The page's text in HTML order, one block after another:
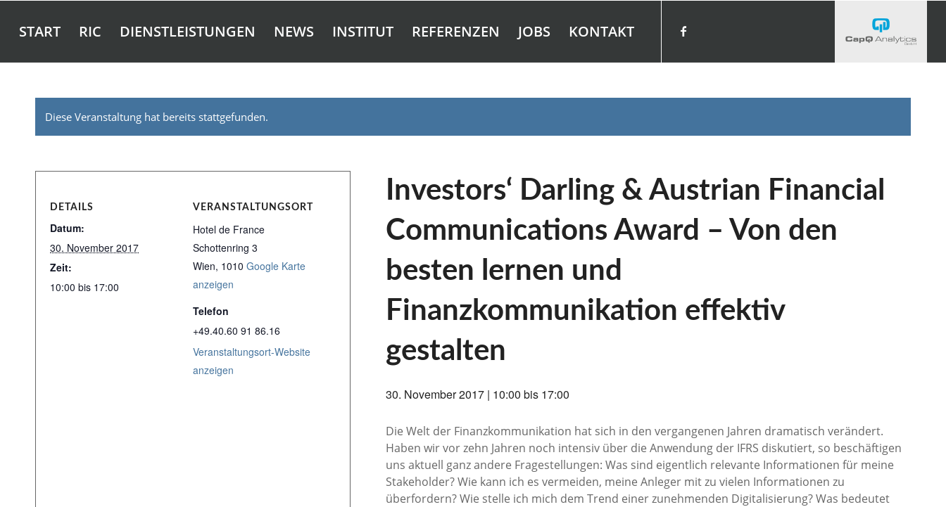
START RIC DIENSTLEISTUNGEN NEWS INSTITUT REFERENZEN JOBS KONTAKT
Diese Veranstaltung hat bereits stattgefunden.
Investors‘ Darling & Austrian Financial
Communications Award – Von den
besten lernen und
Finanzkommunikation effektiv
gestalten
30. November 2017 | 10:00 bis 17:00
Die Welt der Finanzkommunikation hat sich in den vergangenen Jahren dramatisch verändert.
Haben wir vor zehn Jahren noch intensiv über die Anwendung der IFRS diskutiert, so beschäftigen
uns aktuell ganz andere Fragestellungen: Was sind eigentlich relevante Informationen für meine
Stakeholder? Wie kann ich es vermeiden, meine Anleger mit zu vielen Informationen zu
überfordern? Wie stelle ich mich dem Trend einer zunehmenden Digitalisierung? Was bedeutet
DETAILS
Datum:
30. November 2017
Zeit:
10:00 bis 17:00
VERANSTALTUNGSORT
Hotel de France
Schottenring 3
Wien, 1010 Google Karte
anzeigen
Telefon
+49.40.60 91 86.16
Veranstaltungsort-Website
anzeigen